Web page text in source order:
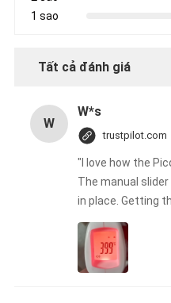
1 sao
Tất cả đánh giá
W
W*s
trustpilot.com
"I love how the
The manual
in place. Getting